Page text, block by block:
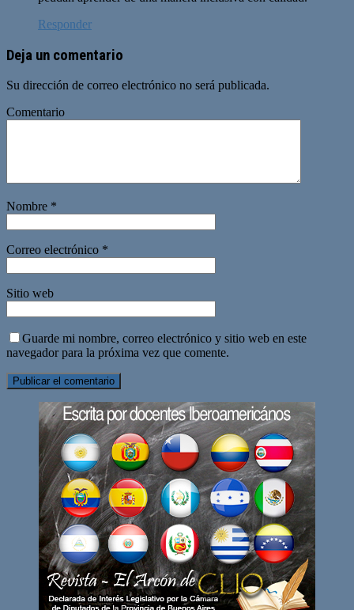
Responder
Deja un comentario
Su dirección de correo electrónico no será publicada.
Comentario
Nombre *
Correo electrónico *
Sitio web
Guarde mi nombre, correo electrónico y sitio web en este
navegador para la próxima vez que comente.